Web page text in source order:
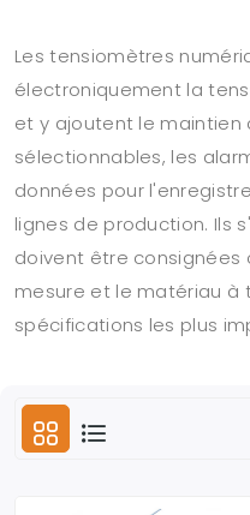
Les tensiomètres
électroniquement la
et y ajoutent le maintien
sélectionnables, les
données pour
lignes de production. Ils
doivent être consignées
mesure et le matériau à
spécifications les plus